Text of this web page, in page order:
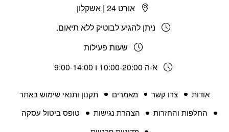
אודות צרו קשר מאמרים
תקנון ותנאי שימוש באתר
החלפות והחזרות
הצהרת נגישות
טופס ביטול עסקה
אורט 24 | אשקלון
ניתן להגיע לבוטיק ללא תיאום.
שעות פעילות
א-ה 10:00-20:00 ו 9:00-14:00